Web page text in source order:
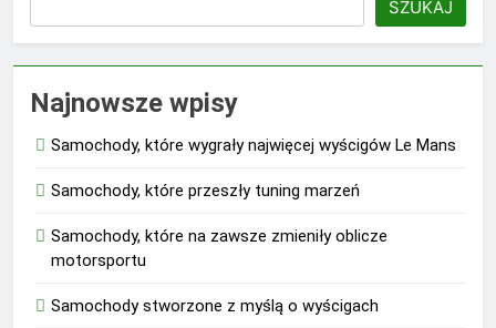
SZUKAJ
Najnowsze wpisy
Samochody, które wygrały najwięcej wyścigów Le Mans
Samochody, które przeszły tuning marzeń
Samochody, które na zawsze zmieniły oblicze
motorsportu
Samochody stworzone z myślą o wyścigach